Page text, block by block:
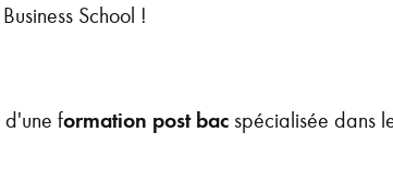
School !
d'une formation post bacspécialisée dans